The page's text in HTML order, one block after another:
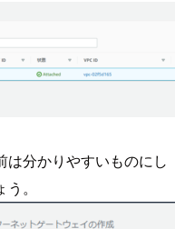
は分かりやすいものにし
。